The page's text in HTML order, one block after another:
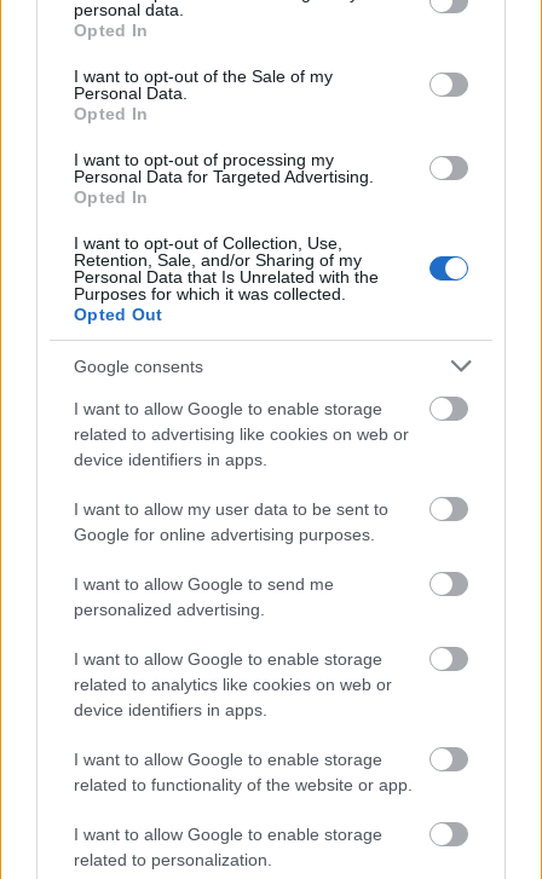
grant or deny consent to Google and its third-party tags to
use your data for below specified purposes in below Google
consent section.
personal data.
Opted In
I want to opt-out of the Sale of my
Personal Data.
Opted In
I want to opt-out of processing my
Personal Data for Targeted Advertising.
Opted In
I want to opt-out of Collection, Use,
Retention, Sale, and/or Sharing of my
Personal Data that Is Unrelated with the
Purposes for which it was collected.
Opted Out
Google consents
I want to allow Google to enable storage
related to advertising like cookies on web or
device identifiers in apps.
I want to allow my user data to be sent to
Google for online advertising purposes.
I want to allow Google to send me
personalized advertising.
I want to allow Google to enable storage
related to analytics like cookies on web or
device identifiers in apps.
I want to allow Google to enable storage
related to functionality of the website or app.
I want to allow Google to enable storage
related to personalization.
Mondom, ezekkel magam is egyetértek. Csakhogy
ott van az első, a főpolgármester által kiemelt
indítvány az ebben a pillanatban (!) a tömegek által
favorizált vakcina budapesti felhasználására. Ebben
az összefüggésben az az üzenet: a fővárosiak kapják
meg az állítólag legjobb oltóanyagot, mindenki más
pedig, akinek kínai meg orosz jut, az magára vessen!
Az egy dolog, hogy mintha a többség nem akarná
érzékelni: az oltóanyagot fejlesztő és gyártó cégek
piaci versenye, a keletire és nyugatira szakadt világ
nagyhatalmi vetélkedése, illetve a hazai és európai
politikai ellenlábasok propagandaharca által
befolyásolva tartják az emberek jobbnak vagy
rosszabbnak az egyik, illetve a másik vakcinát.
Merthogy bármennyit is olvas róluk a laikus,
tízmillió virológus csak nem lett itt hirtelen.
A másik, hogy a főpolgármester sem hiheti, hogy a
kormányfő könnyedén kiadná a kezéből a járvány
elleni harc vezénylését. Ha lehet ehhez is egy cinikus
megjegyzésem: még nem haltak meg annyian ehhez,
s még nincs annyira romokban a gazdaság és a
társadalom sokféle intézményrendszere.
észrevételem, miközben a fővárosiak jelentékeny
hányadának kormányfő ellenes érzéseire apellált,
Karácsony Gergelynekem elsősorban azt üzente:
lenni.